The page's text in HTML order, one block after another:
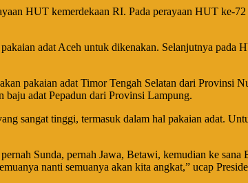
HUT kemerdekaan RI. Pada perayaan HUT ke-
adat Aceh untuk dikenakan. Selanjutnya
pakaian adat Timor Tengah Selatan dari
adat Pepadun dari Provinsi Lampung.
sangat tinggi, termasuk dalam hal pakaian adat.
Sunda, pernah Jawa, Betawi, kemudian ke
nanti semuanya akan kita angkat,” ucap